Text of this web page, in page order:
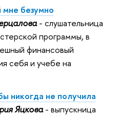
безумно
- слушательница
программы, в
финансовый
себя и учебе на
никогда не получила
Яцкова- выпускница